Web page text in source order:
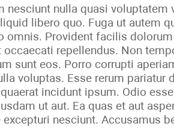
nesciunt nulla quasi voluptatem
libero quo. Fuga ut autem
omnis. Provident facilis
repellendus. Non
sunt eos. Porro corrupti
voluptas. Esse rerum
incidunt ipsum. Odio
ut aut. Ea quas et aut
nesciunt. Accusamus